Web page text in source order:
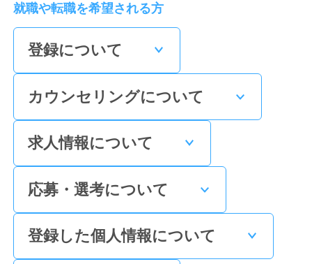
就職や転職を希望される方
登録について
カウンセリングについて
求人情報について
応募・選考について
登録した個人情報について